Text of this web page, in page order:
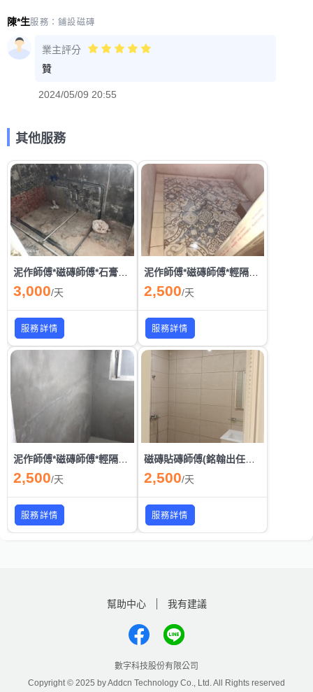
陳*生服務：鋪設磁磚
業主評分
贊
2024/05/09 20:55
其他服務
泥作師傅*磁磚師傅*石膏磚磚師*裝潢師傅*輕鋼架師傅*輕隔間師傅*水電師傅全國第一品牌
3,000/天
服務詳情
泥作師傅*磁磚師傅*輕隔間師傅*天花板師傅*結構補強*抓漏*水電工程
2,500/天
服務詳情
2,500/天
服務詳情
磁磚貼磚師傅(銘翰出任務丿真擊女力'-小師傅
2,500/天
服務詳情
幫助中心 我有建議
數字科技股份有限公司
Copyright © 2025 by Addcn Technology Co., Ltd. All Rights reserved